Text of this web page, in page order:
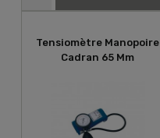
Tensiomètre Manopoire
Cadran 65 Mm